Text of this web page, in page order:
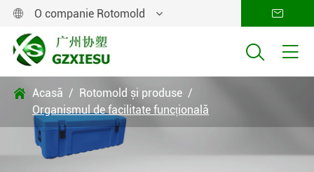
 O companie Rotomold 
 
 Acasă
Rotomold și produse
Organismul de facilitate funcțională